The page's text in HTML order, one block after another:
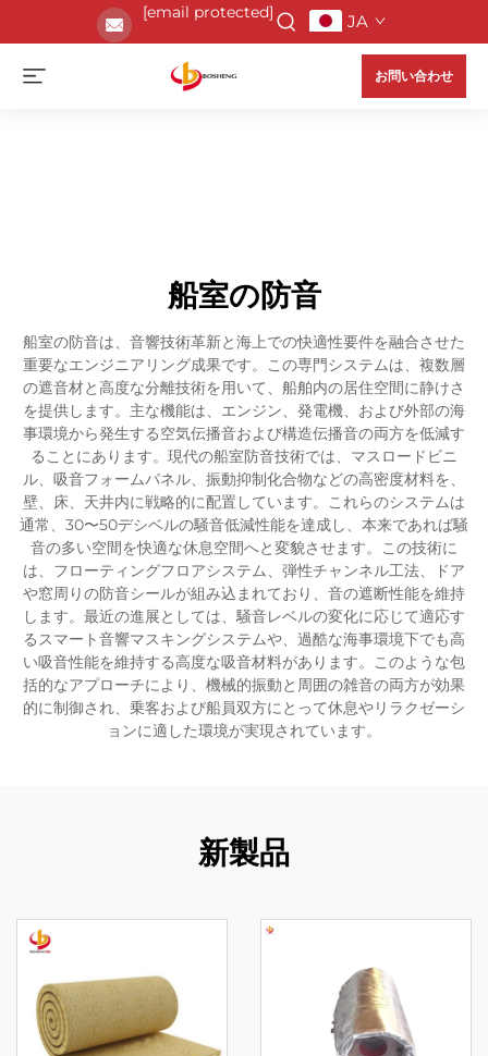
[email protected] JA
お問い合わせ
船室の防音
船室の防音は、音響技術革新と海上での快適性要件を融合させた
重要なエンジニアリング成果です。この専門システムは、複数層
の遮音材と高度な分離技術を用いて、船舶内の居住空間に静けさ
を提供します。主な機能は、エンジン、発電機、および外部の海
事環境から発生する空気伝播音および構造伝播音の両方を低減す
ることにあります。現代の船室防音技術では、マスロードビニ
ル、吸音フォームパネル、振動抑制化合物などの高密度材料を、
壁、床、天井内に戦略的に配置しています。これらのシステムは
通常、30〜50デシベルの騒音低減性能を達成し、本来であれば騒
音の多い空間を快適な休息空間へと変貌させます。この技術に
は、フローティングフロアシステム、弾性チャンネル工法、ドア
や窓周りの防音シールが組み込まれており、音の遮断性能を維持
します。最近の進展としては、騒音レベルの変化に応じて適応す
るスマート音響マスキングシステムや、過酷な海事環境下でも高
い吸音性能を維持する高度な吸音材料があります。このような包
括的なアプローチにより、機械的振動と周囲の雑音の両方が効果
的に制御され、乗客および船員双方にとって休息やリラクゼーシ
ョンに適した環境が実現されています。
新製品